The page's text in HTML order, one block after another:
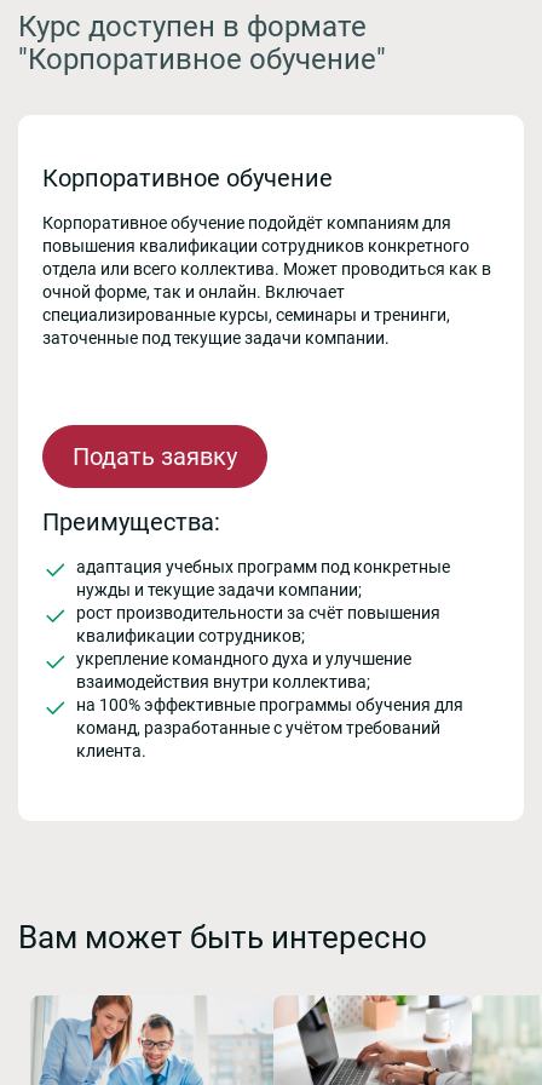
Курс доступен в формате
"Корпоративное обучение"
Корпоративное обучение
Корпоративное обучение подойдёт компаниям для
повышения квалификации сотрудников конкретного
отдела или всего коллектива. Может проводиться как в
очной форме, так и онлайн. Включает
специализированные курсы, семинары и тренинги,
заточенные под текущие задачи компании.
Подать заявку
Преимущества:
адаптация учебных программ под конкретные
нужды и текущие задачи компании;
рост производительности за счёт повышения
квалификации сотрудников;
укрепление командного духа и улучшение
взаимодействия внутри коллектива;
на 100% эффективные программы обучения для
команд, разработанные с учётом требований
клиента.
Вам может быть интересно